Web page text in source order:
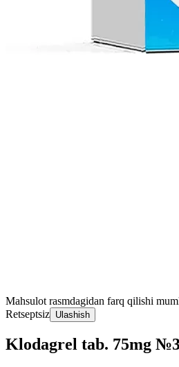
Mahsulot rasmdagidan farq qilishi
Retseptsiz Ulashish
Klodagrel tab. 75mg